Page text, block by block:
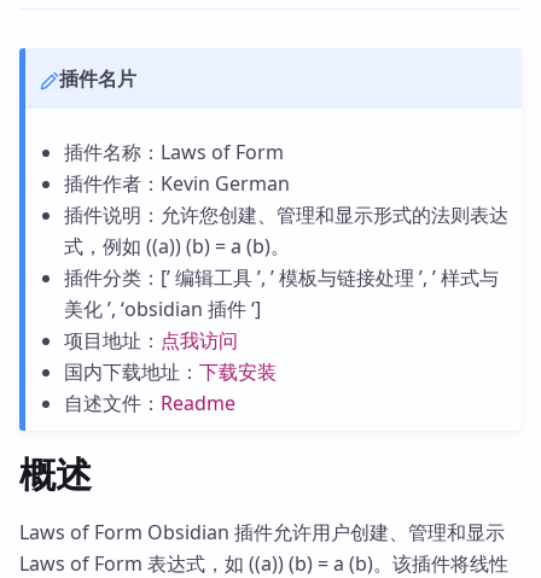
插件名片
插件名称：Laws of Form
插件作者：Kevin German
插件说明：允许您创建、管理和显示形式的法则表达
式，例如 ((a)) (b) = a (b)。
插件分类：[’ 编辑工具 ’, ’ 模板与链接处理 ’, ’ 样式与
美化 ’, ‘obsidian 插件 ‘]
项目地址： 点我访问
国内下载地址： 下载安装
自述文件： Readme
概述
Laws of Form Obsidian 插件允许用户创建、管理和显示
Laws of Form 表达式，如 ((a)) (b) = a (b)。该插件将线性